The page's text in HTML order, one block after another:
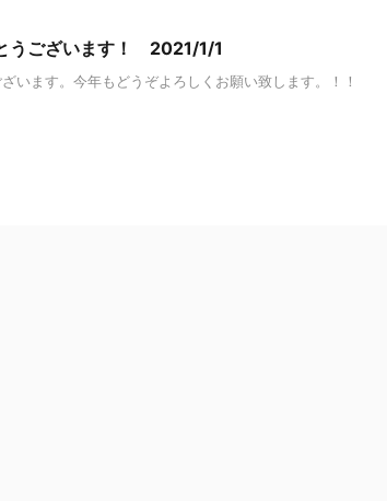
うございます！ 2021/1/1
います。今年もどうぞよろしくお願い致します。！！